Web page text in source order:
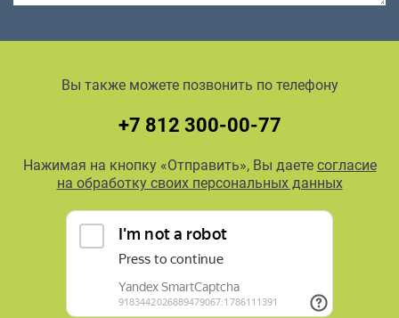
Вы также можете позвонить по телефону
+7 812 300-00-77
Нажимая на кнопку «Отправить», Вы даете согласие
на обработку своих персональных данных